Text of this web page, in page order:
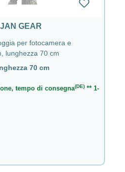
JAN GEAR
per fotocamera e
lunghezza 70 cm
70 cm
tempo di consegna(DE)** 1-